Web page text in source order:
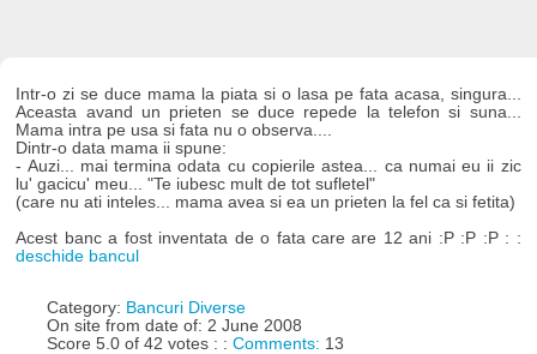
Intr-o zi se duce mama la piata si o lasa pe fata acasa, singura...
Aceasta avand un prieten se duce repede la telefon si suna...
Mama intra pe usa si fata nu o observa....
Dintr-o data mama ii spune:
- Auzi... mai termina odata cu copierile astea... ca numai eu ii zic
lu' gacicu' meu... "Te iubesc mult de tot sufletel"
(care nu ati inteles... mama avea si ea un prieten la fel ca si fetita)
Acest banc a fost inventata de o fata care are 12 ani :P :P :P : :
deschide bancul
Category: Bancuri Diverse
On site from date of: 2 June 2008
Score 5.0 of 42 votes : : Comments: 13